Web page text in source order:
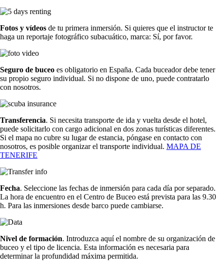
Fotos y vídeos de tu primera inmersión. Si quieres que el instructor te
haga un reportaje fotográfico subacuático, marca: Sí, por favor.
Seguro de buceo es obligatorio en España. Cada buceador debe tener
su propio seguro individual. Si no dispone de uno, puede contratarlo
con nosotros.
Transferencia. Si necesita transporte de ida y vuelta desde el hotel,
puede solicitarlo con cargo adicional en dos zonas turísticas diferentes.
Si el mapa no cubre su lugar de estancia, póngase en contacto con
nosotros, es posible organizar el transporte individual. MAPA DE
TENERIFE
Fecha. Seleccione las fechas de inmersión para cada día por separado.
La hora de encuentro en el Centro de Buceo está prevista para las 9.30
h. Para las inmersiones desde barco puede cambiarse.
Nivel de formación. Introduzca aquí el nombre de su organización de
buceo y el tipo de licencia. Esta información es necesaria para
determinar la profundidad máxima permitida.